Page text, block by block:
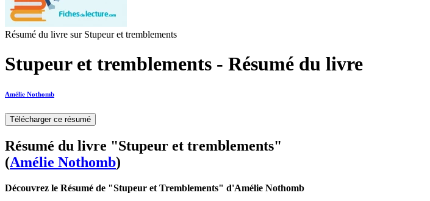
Résumé du livre sur Stupeur et tremblements
Stupeur et tremblements - Résumé du livre
Amélie Nothomb
Télécharger ce résumé
Résumé du livre "Stupeur et tremblements"
(Amélie Nothomb)
Découvrez le Résumé de "Stupeur et Tremblements" d'Amélie Nothomb